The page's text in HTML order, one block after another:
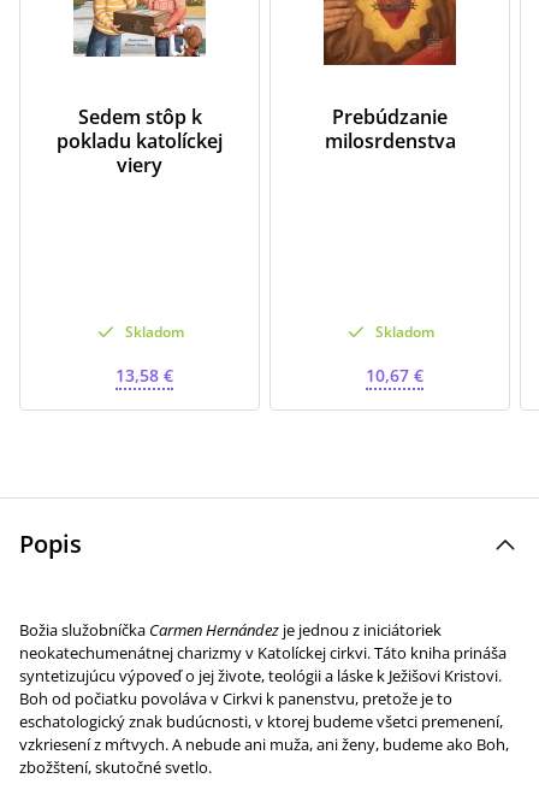
Sedem stôp k
pokladu katolíckej
viery
Skladom
13,58 €
Prebúdzanie
milosrdenstva
Skladom
10,67 €
Popis
Božia služobníčka Carmen Hernández je jednou z iniciátoriek
neokatechumenátnej charizmy v Katolíckej cirkvi. Táto kniha prináša
syntetizujúcu výpoveď o jej živote, teológii a láske k Ježišovi Kristovi.
Boh od počiatku povoláva v Cirkvi k panenstvu, pretože je to
eschatologický znak budúcnosti, v ktorej budeme všetci premenení,
vzkriesení z mŕtvych. A nebude ani muža, ani ženy, budeme ako Boh,
zbožštení, skutočné svetlo.